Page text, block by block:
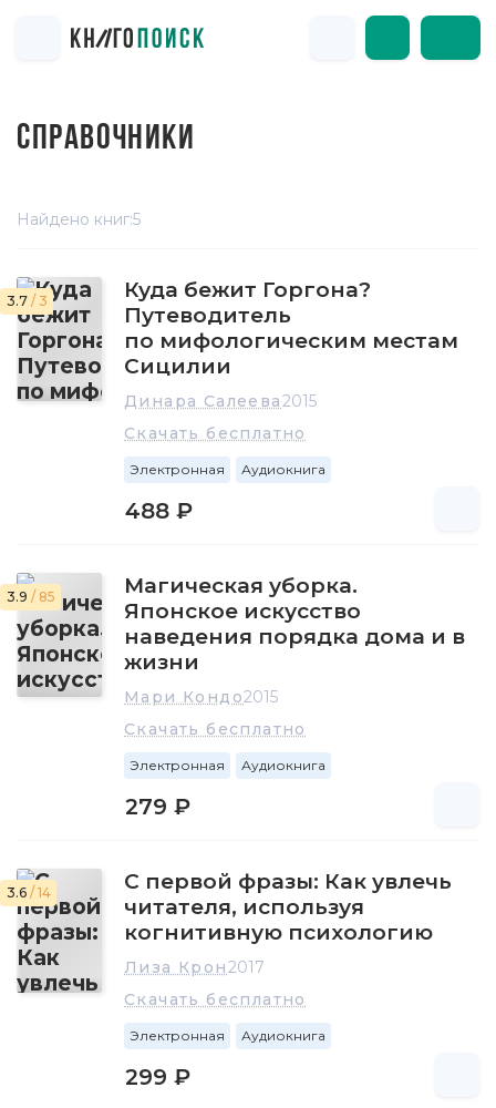
СПРАВОЧНИКИ
Найдено книг:5
3.7 / 3
Куда бежит Горгона?
Путеводитель
по мифологическим местам
Сицилии
Динара Салеева2015
Скачать бесплатно
Электронная Аудиокнига
488 ₽
3.9 / 85
Магическая уборка.
Японское искусство
наведения порядка дома и в
жизни
Мари Кондо2015
Скачать бесплатно
Электронная Аудиокнига
279 ₽
3.6 / 14
С первой фразы: Как увлечь
читателя, используя
когнитивную психологию
Лиза Крон2017
Скачать бесплатно
Электронная Аудиокнига
299 ₽